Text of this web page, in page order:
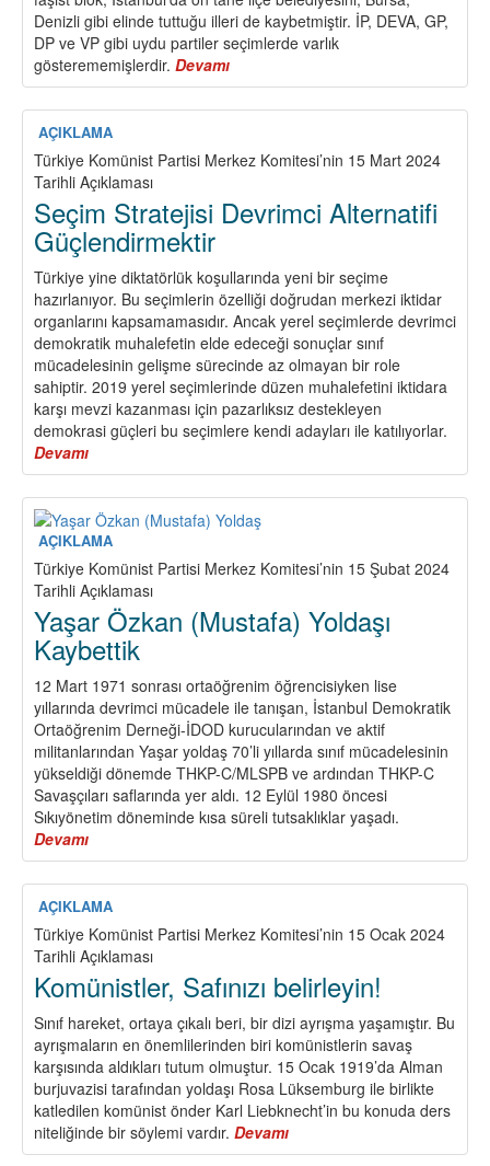
Denizli gibi elinde tuttuğu illeri de kaybetmiştir. İP, DEVA, GP,
DP ve VP gibi uydu partiler seçimlerde varlık
gösterememişlerdir. Devamı
Faşist
Blok
İdare
Seçimlerinde
Şimdi
ve
Sosyalist
Alternatifi
Görünür
Kılma
Zamanıdır
AÇIKLAMA
Türkiye Komünist Partisi Merkez Komitesi’nin 15 Mart 2024
Tarihli Açıklaması
Seçim Stratejisi Devrimci Alternatifi
Güçlendirmektir
Türkiye yine diktatörlük koşullarında yeni bir seçime
hazırlanıyor. Bu seçimlerin özelliği doğrudan merkezi iktidar
organlarını kapsamamasıdır. Ancak yerel seçimlerde devrimci
demokratik muhalefetin elde edeceği sonuçlar sınıf
mücadelesinin gelişme sürecinde az olmayan bir role
sahiptir. 2019 yerel seçimlerinde düzen muhalefetini iktidara
karşı mevzi kazanması için pazarlıksız destekleyen
demokrasi güçleri bu seçimlere kendi adayları ile katılıyorlar.
Devamı
Seçim
Stratejisi
Devrimci
Alternatifi
Güçlendirmektir
AÇIKLAMA
Türkiye Komünist Partisi Merkez Komitesi’nin 15 Şubat 2024
Tarihli Açıklaması
Yaşar Özkan (Mustafa) Yoldaşı
Kaybettik
12 Mart 1971 sonrası ortaöğrenim öğrencisiyken lise
yıllarında devrimci mücadele ile tanışan, İstanbul Demokratik
Ortaöğrenim Derneği-İDOD kurucularından ve aktif
militanlarından Yaşar yoldaş 70’li yıllarda sınıf mücadelesinin
yükseldiği dönemde THKP-C/MLSPB ve ardından THKP-C
Savaşçıları saflarında yer aldı. 12 Eylül 1980 öncesi
Sıkıyönetim döneminde kısa süreli tutsaklıklar yaşadı.
Devamı
Yaşar
Özkan
(Mustafa)
Yoldaşı
Kaybettik
AÇIKLAMA
Türkiye Komünist Partisi Merkez Komitesi’nin 15 Ocak 2024
Tarihli Açıklaması
Komünistler, Safınızı belirleyin!
Sınıf hareket, ortaya çıkalı beri, bir dizi ayrışma yaşamıştır. Bu
ayrışmaların en önemlilerinden biri komünistlerin savaş
karşısında aldıkları tutum olmuştur. 15 Ocak 1919’da Alman
burjuvazisi tarafından yoldaşı Rosa Lüksemburg ile birlikte
katledilen komünist önder Karl Liebknecht’in bu konuda ders
niteliğinde bir söylemi vardır. Devamı
Komünistler,